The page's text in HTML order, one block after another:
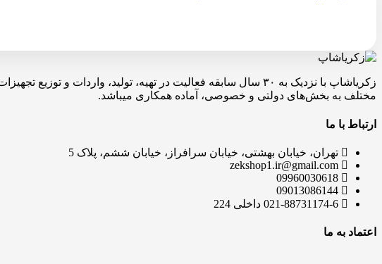
زکریاشاپ با نزدیک به ۳۰ سال سابقه فعالیت در تهیه، تولید،
مختلف به بخش‌های دولتی و خصوصی، آماده همکاری میباشد.
ارتباط با ما
تهران، خیابان بهشتی، خیابان سرافراز، خیابان ششم، پلاک 5
zekshop1.ir@gmail.com
09960030618
09013086144
021-88731174-6 داخلی 224
اعتماد به ما